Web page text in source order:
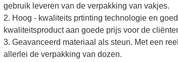
gebruik leveren van de verpakking van vakjes.
2. Hoog - kwaliteits prtinting technologie en
kwaliteitsproduct aan goede prijs voor de
3. Geavanceerd materiaal als steun. Met een
allerlei de verpakking van dozen.